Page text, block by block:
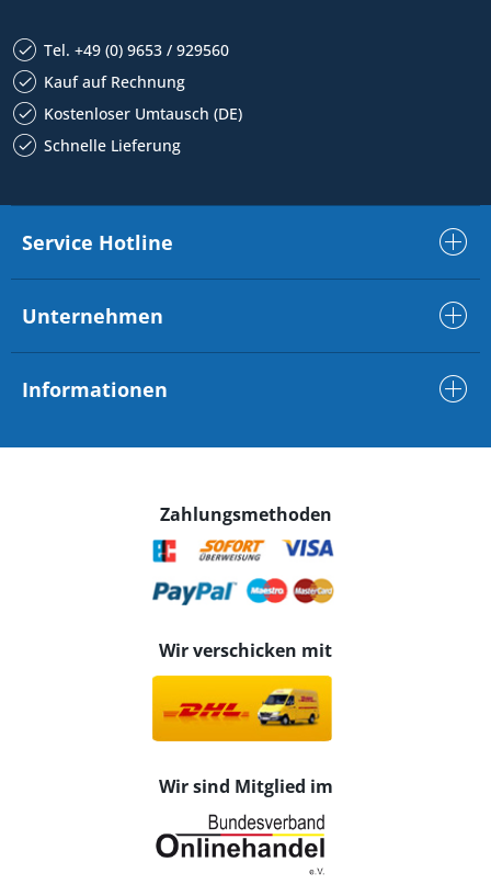
Tel. +49 (0) 9653 / 929560
Kauf auf Rechnung
Kostenloser Umtausch (DE)
Schnelle Lieferung
Service Hotline
Unternehmen
Informationen
Zahlungsmethoden
Wir verschicken mit
Wir sind Mitglied im